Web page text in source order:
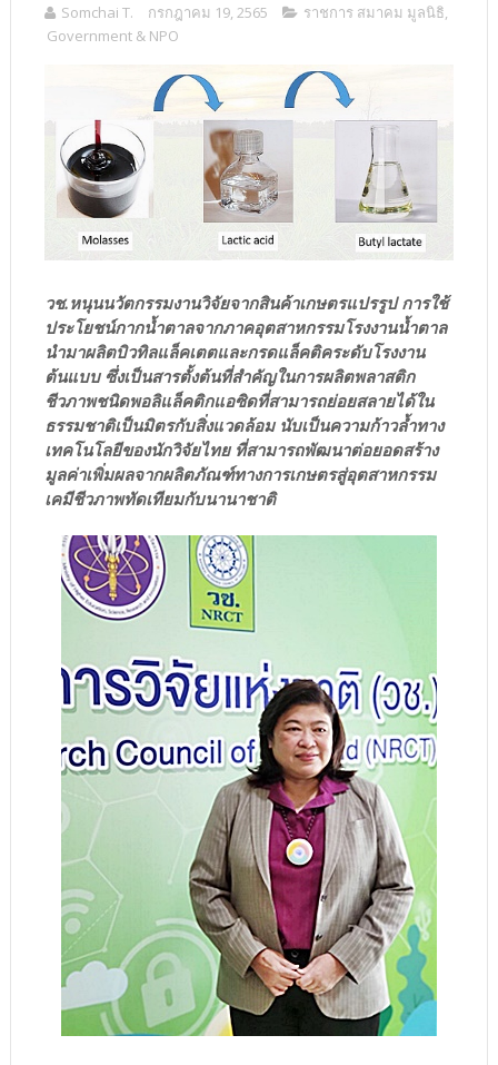
Somchai T. กรกฎาคม 19, 2565 ราชการ สมาคม มูลนิธิ,
Government & NPO
วช.หนุนนวัตกรรมงานวิจัยจากสินค้าเกษตรแปรรูป การใช้
ประโยชน์กากน้ำตาลจากภาคอุตสาหกรรมโรงงานน้ำตาล
นำมาผลิตบิวทิลแล็คเตตและกรดแล็คติคระดับโรงงาน
ต้นแบบ ซึ่งเป็นสารตั้งต้นที่สำคัญในการผลิตพลาสติก
ชีวภาพชนิดพอลิแล็คติกแอซิดที่สามารถย่อยสลายได้ใน
ธรรมชาติเป็นมิตรกับสิ่งแวดล้อม นับเป็นความก้าวล้ำทาง
เทคโนโลยีของนักวิจัยไทย ที่สามารถพัฒนาต่อยอดสร้าง
มูลค่าเพิ่มผลจากผลิตภัณฑ์ทางการเกษตรสู่อุตสาหกรรม
เคมีชีวภาพทัดเทียมกับนานาชาติ